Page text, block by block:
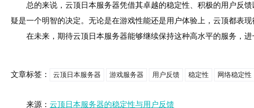
总的来说，云顶日本服务器凭借其卓越的稳定性、积极的用户反
疑是一个明智的决定。无论是在游戏性能还是用户体验上，云顶都表现
在未来，期待云顶日本服务器能够继续保持这种高水平的服务，
文章标签： 云顶日本服务器 游戏服务器 用户反馈 稳定性 网络稳定性
来源： 云顶日本服务器的稳定性与用户反馈